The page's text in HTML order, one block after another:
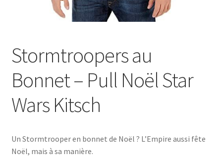
Stormtroopers au
Bonnet – Pull Noël Star
Wars Kitsch
Un Stormtrooper en bonnet de Noël ? L’Empire aussi fête
Noël, mais à sa manière.